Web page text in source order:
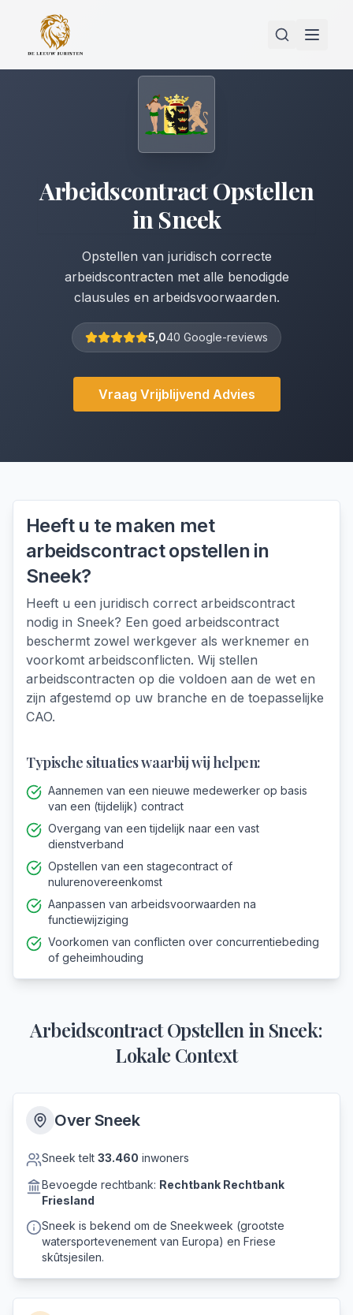
Arbeidscontract Opstellen
inSneek
Opstellen van juridisch correcte
arbeidscontracten met alle benodigde
clausules en arbeidsvoorwaarden.
5,040 Google-reviews
Vraag Vrijblijvend Advies
Heeft u te maken met
arbeidscontract opstellen in
Sneek?
Heeft u een juridisch correct arbeidscontract
nodig in Sneek? Een goed arbeidscontract
beschermt zowel werkgever als werknemer en
voorkomt arbeidsconflicten. Wij stellen
arbeidscontracten op die voldoen aan de wet en
zijn afgestemd op uw branche en de toepasselijke
CAO.
Typische situaties waarbij wij helpen:
Aannemen van een nieuwe medewerker op basis
van een (tijdelijk) contract
Overgang van een tijdelijk naar een vast
dienstverband
Opstellen van een stagecontract of
nulurenovereenkomst
Aanpassen van arbeidsvoorwaarden na
functiewijziging
Voorkomen van conflicten over concurrentiebeding
of geheimhouding
Arbeidscontract Opstellen in Sneek:
Lokale Context
Over Sneek
Sneek telt 33.460 inwoners
Bevoegde rechtbank: Rechtbank Rechtbank
Friesland
Sneek is bekend om de Sneekweek (grootste
watersportevenement van Europa) en Friese
skûtsjesilen.